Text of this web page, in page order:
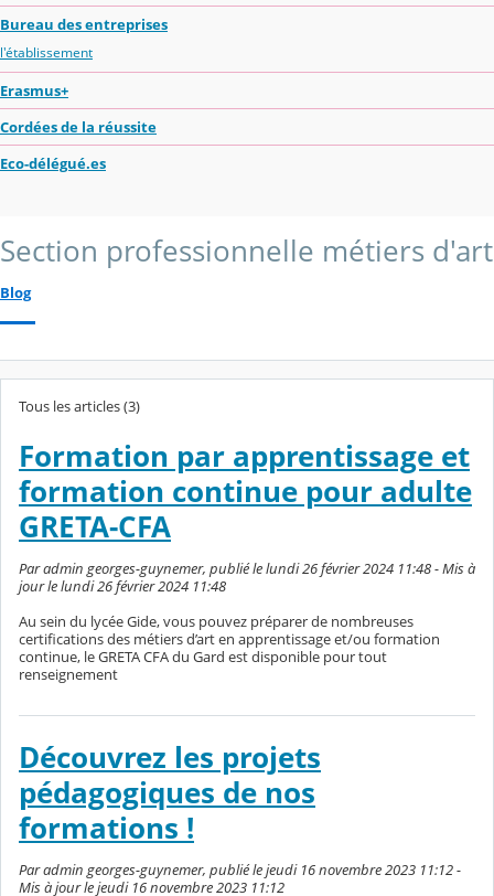
Bureau des entreprises
l'établissement
Erasmus+
Cordées de la réussite
Eco-délégué.es
Section professionnelle métiers d'art
Blog
Tous les articles (3)
Formation par apprentissage et
formation continue pour adulte
GRETA-CFA
Par admin georges-guynemer, publié le lundi 26 février 2024 11:48 - Mis à
jour le lundi 26 février 2024 11:48
Au sein du lycée Gide, vous pouvez préparer de nombreuses
certifications des métiers d’art en apprentissage et/ou formation
continue, le GRETA CFA du Gard est disponible pour tout
renseignement
Découvrez les projets
pédagogiques de nos
formations !
Par admin georges-guynemer, publié le jeudi 16 novembre 2023 11:12 -
Mis à jour le jeudi 16 novembre 2023 11:12